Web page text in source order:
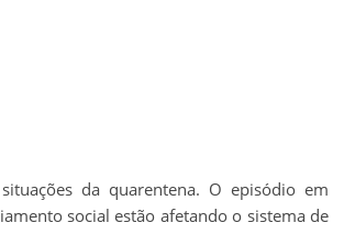
da quarentena. O episódio em
social estão afetando o sistema de